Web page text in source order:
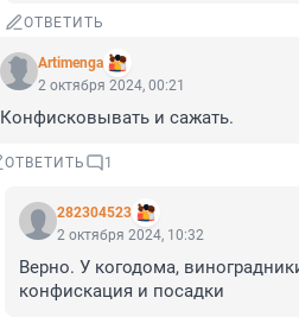
ОТВЕТИТЬ
Artimenga
2 октября 2024, 00:21
Конфисковывать и сажать.
ОТВЕТИТЬ 1
282304523
2 октября 2024, 10:32
Верно. У когодома,
конфискация и посадки